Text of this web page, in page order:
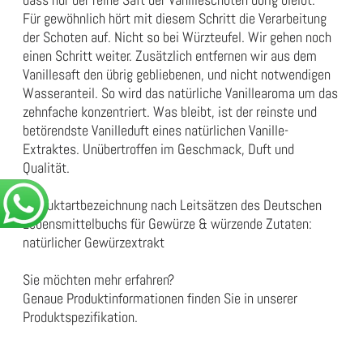
Für gewöhnlich hört mit diesem Schritt die Verarbeitung
der Schoten auf. Nicht so bei Würzteufel. Wir gehen noch
einen Schritt weiter. Zusätzlich entfernen wir aus dem
Vanillesaft den übrig gebliebenen, und nicht notwendigen
Wasseranteil. So wird das natürliche Vanillearoma um das
zehnfache konzentriert. Was bleibt, ist der reinste und
betörendste Vanilleduft eines natürlichen Vanille-
Extraktes. Unübertroffen im Geschmack, Duft und
Qualität.
Produktartbezeichnung nach Leitsätzen des Deutschen
Lebensmittelbuchs für Gewürze & würzende Zutaten:
natürlicher Gewürzextrakt
Sie möchten mehr erfahren?
Genaue Produktinformationen finden Sie in unserer
Produktspezifikation.